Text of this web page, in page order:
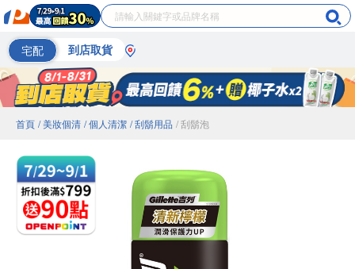
宅配 到店取貨
首頁 / 美妝個清 / 個人清潔 / 刮鬍用品 / 刮鬍泡